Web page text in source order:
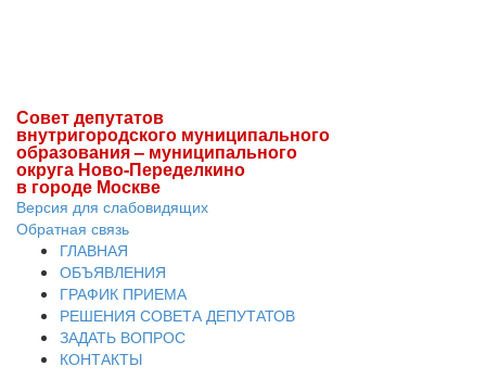
Совет депутатов
внутригородского муниципального
образования – муниципального
округа Ново-Переделкино
в городе Москве
Версия для слабовидящих
Обратная связь
ГЛАВНАЯ
ОБЪЯВЛЕНИЯ
ГРАФИК ПРИЕМА
РЕШЕНИЯ СОВЕТА ДЕПУТАТОВ
ЗАДАТЬ ВОПРОС
КОНТАКТЫ